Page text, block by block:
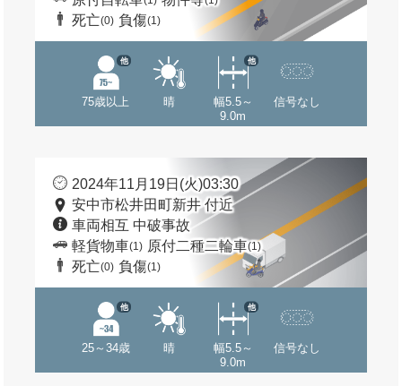
死亡(0) 負傷(1)
75歳以上
他
晴
幅5.5～
9.0m
他
信号なし
2024年11月19日(火)03:30
安中市松井田町新井 付近
車両相互 中破事故
軽貨物車(1) 原付二種二輪車(1)
死亡(0) 負傷(1)
25～34歳
他
晴
幅5.5～
9.0m
他
信号なし